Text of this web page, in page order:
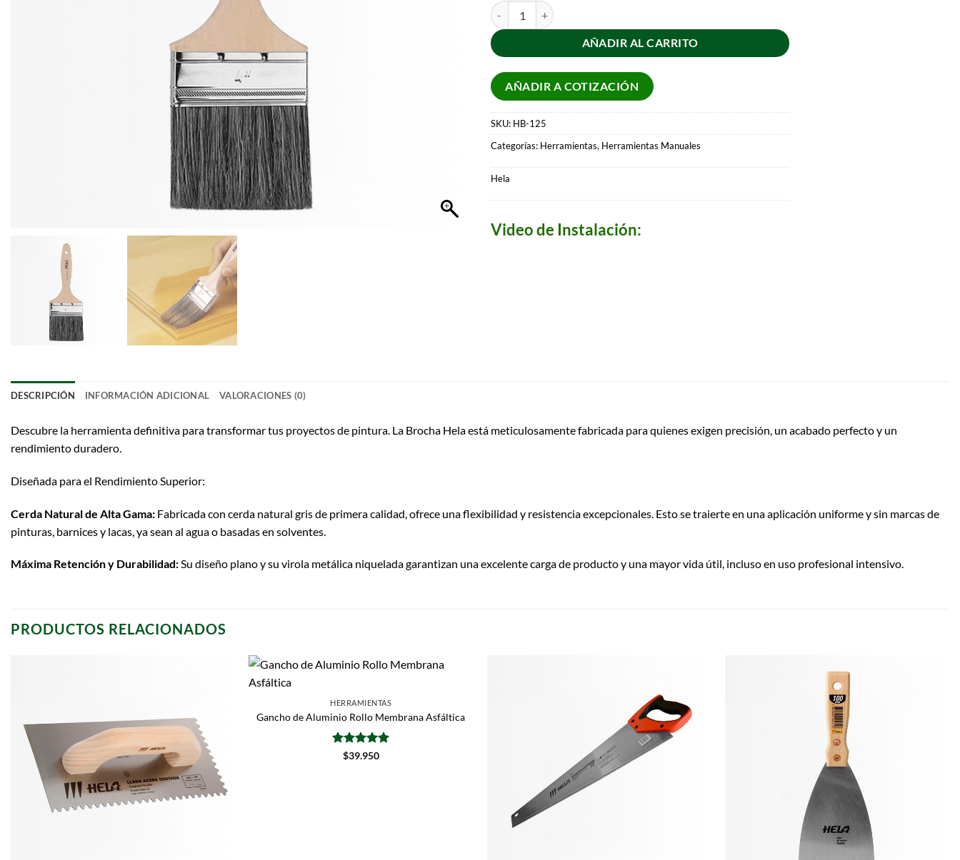
AÑADIR AL CARRITO
AÑADIR A COTIZACIÓN
SKU: HB-125
Categorías: Herramientas, Herramientas Manuales
Hela
Video de Instalación:
DESCRIPCIÓN INFORMACIÓN ADICIONAL VALORACIONES (0)
Descubre la herramienta definitiva para transformar tus proyectos de pintura. La Brocha Hela está meticulosamente fabricada para quienes exigen precisión, un acabado perfecto y un
rendimiento duradero.
Diseñada para el Rendimiento Superior:
Cerda Natural de Alta Gama: Fabricada con cerda natural gris de primera calidad, ofrece una flexibilidad y resistencia excepcionales. Esto se traierte en una aplicación uniforme y sin marcas de
pinturas, barnices y lacas, ya sean al agua o basadas en solventes.
Máxima Retención y Durabilidad:Su diseño plano y su virola metálica niquelada garantizan una excelente carga de producto y una mayor vida útil, incluso en uso profesional intensivo.
PRODUCTOS RELACIONADOS
HERRAMIENTAS
Gancho de Aluminio Rollo Membrana Asfáltica
Valorado
$39.950